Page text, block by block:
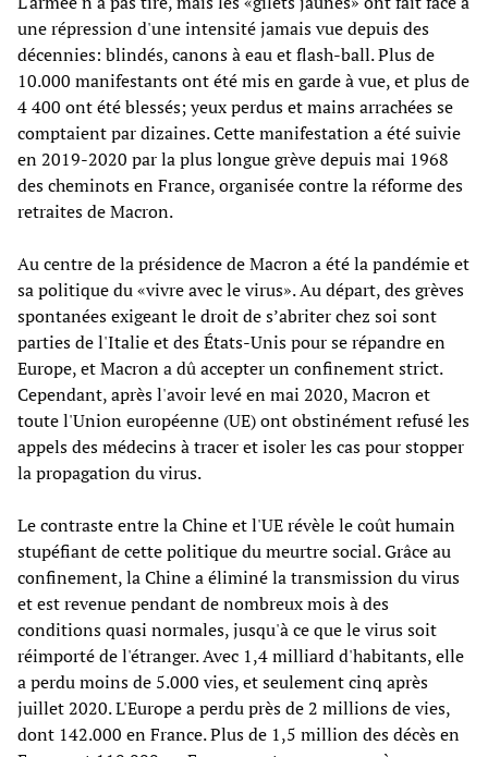
une répression d'une intensité jamais vue depuis des
décennies: blindés, canons à eau et flash-ball. Plus de
10.000 manifestants ont été mis en garde à vue, et plus de
4 400 ont été blessés; yeux perdus et mains arrachées se
comptaient par dizaines. Cette manifestation a été suivie
en 2019-2020 par la plus longue grève depuis mai 1968
des cheminots en France, organisée contre la réforme des
retraites de Macron.
Au centre de la présidence de Macron a été la pandémie et
sa politique du «vivre avec le virus». Au départ, des grèves
spontanées exigeant le droit de s’abriter chez soi sont
parties de l'Italie et des États-Unis pour se répandre en
Europe, et Macron a dû accepter un confinement strict.
Cependant, après l'avoir levé en mai 2020, Macron et
toute l'Union européenne (UE) ont obstinément refusé les
appels des médecins à tracer et isoler les cas pour stopper
la propagation du virus.
Le contraste entre la Chine et l'UE révèle le coût humain
stupéfiant de cette politique du meurtre social. Grâce au
confinement, la Chine a éliminé la transmission du virus
et est revenue pendant de nombreux mois à des
conditions quasi normales, jusqu'à ce que le virus soit
réimporté de l'étranger. Avec 1,4 milliard d'habitants, elle
a perdu moins de 5.000 vies, et seulement cinq après
juillet 2020. L'Europe a perdu près de 2 millions de vies,
dont 142.000 en France. Plus de 1,5 million des décès en